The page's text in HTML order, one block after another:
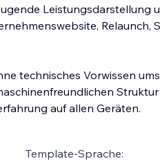
Leistungsdarstellung
Relaunch,
technisches Vorwissen
Struktur
auf allen Geräten.
Template-Sprache: